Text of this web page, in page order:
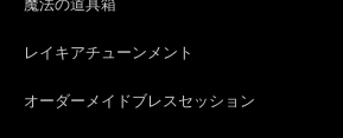
レイキアチューンメント
オーダーメイドブレスセッション